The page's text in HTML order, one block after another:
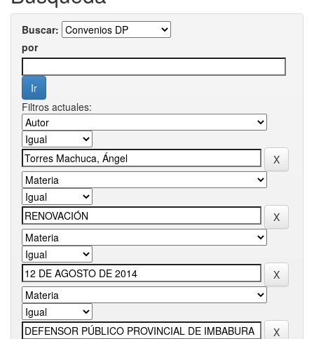
Buscar:
por
Filtros actuales: